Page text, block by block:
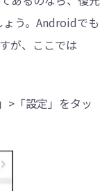
ょう。Androidでも
が、ここでは
>「設定」をタッ